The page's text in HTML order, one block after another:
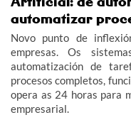
automatizar
Novo punto de
empresas. Os
automatización de
procesos completos,
opera as 24 horas para
empresarial.